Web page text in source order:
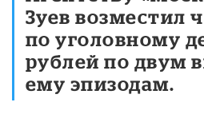
Зуев возместил
по уголовному
рублей по двум
ему эпизодам.